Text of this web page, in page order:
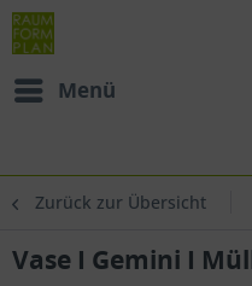
Menü
Zurück zur Übersicht
Vase I Gemini I